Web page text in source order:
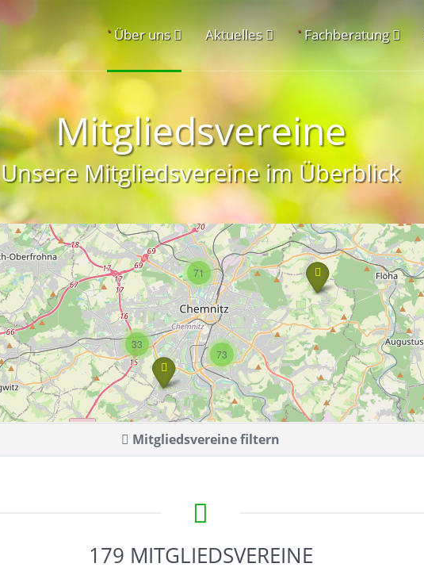
•Über uns Aktuelles •Fachberatung
Mitgliedsvereine
Unsere Mitgliedsvereine im Überblick
33
71
73
Mitgliedsvereine filtern
179 MITGLIEDSVEREINE